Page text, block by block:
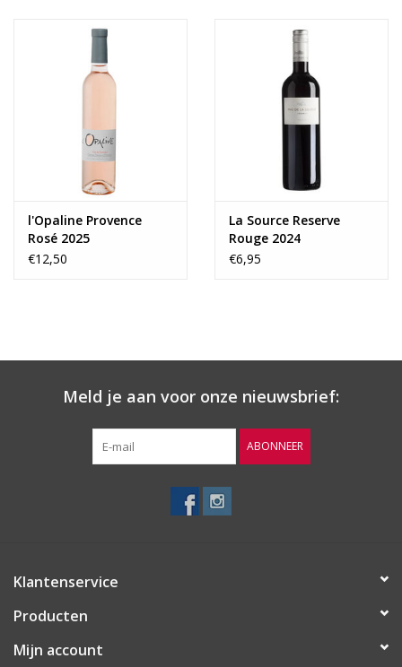
l'Opaline Provence
Rosé 2025
€12,50
La Source Reserve
Rouge 2024
€6,95
Meld je aan voor onze nieuwsbrief:
ABONNEER
Klantenservice
Producten
Mijn account